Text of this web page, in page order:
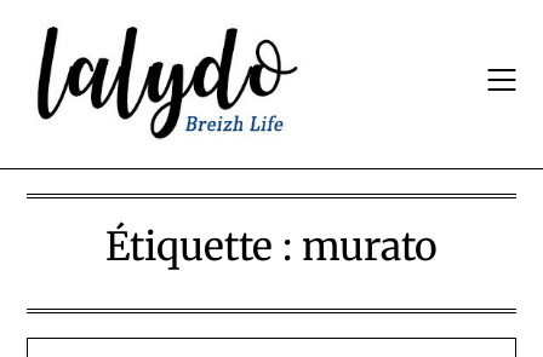
content
Étiquette : murato